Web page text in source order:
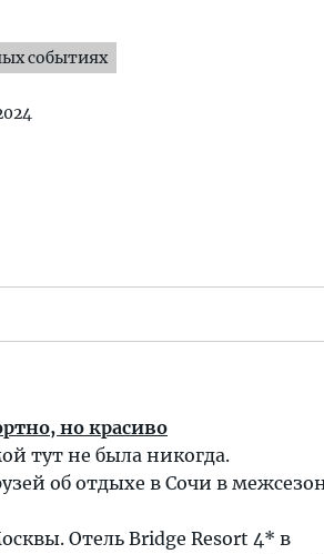
событиях
но красиво
тут не была никогда.
об отдыхе в Сочи в
Отель Bridge Resort 4* в